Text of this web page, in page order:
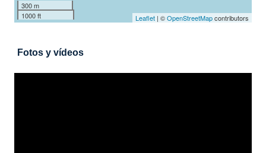
300 m
1000 ft
Leaflet | ©OpenStreetMapcontributors
Fotos y vídeos